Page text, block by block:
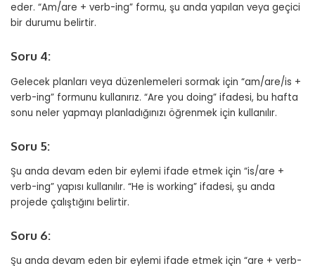
eder. “Am/are + verb-ing” formu, şu anda yapılan veya geçici
bir durumu belirtir.
Soru 4:
Gelecek planları veya düzenlemeleri sormak için “am/are/is +
verb-ing” formunu kullanırız. “Are you doing” ifadesi, bu hafta
sonu neler yapmayı planladığınızı öğrenmek için kullanılır.
Soru 5:
Şu anda devam eden bir eylemi ifade etmek için “is/are +
verb-ing” yapısı kullanılır. “He is working” ifadesi, şu anda
projede çalıştığını belirtir.
Soru 6:
Şu anda devam eden bir eylemi ifade etmek için “are + verb-